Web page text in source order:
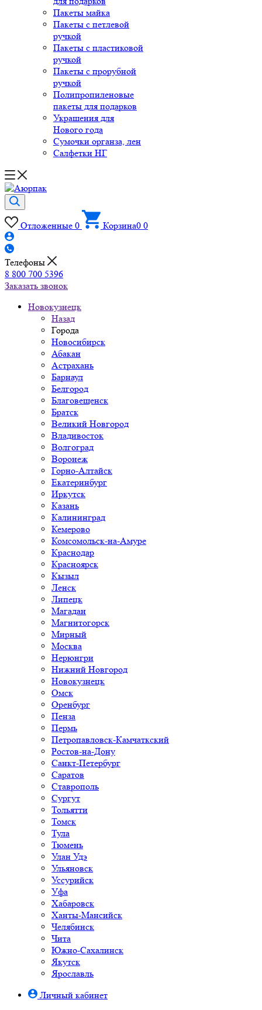
Пакеты майка
Пакеты с петлевой
ручкой
Пакеты с пластиковой
ручкой
Пакеты с прорубной
ручкой
Полипропиленовые
пакеты для подарков
Украшения для
Нового года
Сумочки органза, лен
Салфетки НГ
Отложенные 0 Корзина0 0
Телефоны
8 800 700 5396
Заказать звонок
Новокузнецк
Назад
Города
Новосибирск
Абакан
Астрахань
Барнаул
Белгород
Благовещенск
Братск
Великий Новгород
Владивосток
Волгоград
Воронеж
Горно-Алтайск
Екатеринбург
Иркутск
Казань
Калининград
Кемерово
Комсомольск-на-Амуре
Краснодар
Красноярск
Кызыл
Ленск
Липецк
Магадан
Магнитогорск
Мирный
Москва
Нерюнгри
Нижний Новгород
Новокузнецк
Омск
Оренбург
Пенза
Пермь
Петропавловск-Камчаткский
Ростов-на-Дону
Санкт-Петербург
Саратов
Ставрополь
Сургут
Тольятти
Томск
Тула
Тюмень
Улан Удэ
Ульяновск
Уссурийск
Уфа
Хабаровск
Ханты-Мансийск
Челябинск
Чита
Южно-Cахалинск
Якутск
Ярославль
Личный кабинет